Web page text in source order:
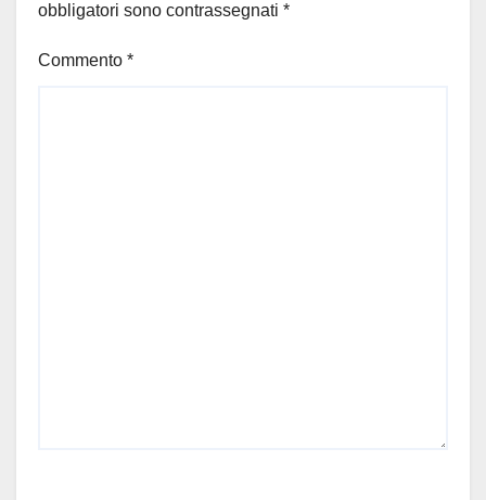
obbligatori sono contrassegnati *
Commento *